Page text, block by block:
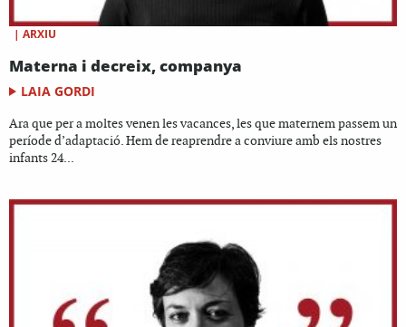
| ARXIU
Materna i decreix, companya
LAIA GORDI
Ara que per a moltes venen les vacances, les que maternem passem un
període d’adaptació. Hem de reaprendre a conviure amb els nostres
infants 24...